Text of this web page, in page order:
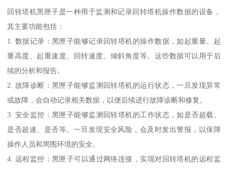
回转塔机黑匣子是一种用于监测和记录回转塔机操作数据的设备，
其主要功能包括：
1. 数据记录：黑匣子能够记录回转塔机的操作数据，如起重量、起
重高度、起重速度、回转速度、倾斜角度等。这些数据可以用于后
续的分析和报告。
2. 故障诊断：黑匣子能够监测回转塔机的运行状态，一旦发现异常
或故障，会自动记录相关数据，以便后续进行故障诊断和修复。
3. 安全监控：黑匣子能够监测回转塔机的工作状态，如是否超载、
是否超速、是否等。一旦发现安全风险，会及时发出警报，以保障
操作人员和周围环境的安全。
4. 远程监控：黑匣子可以通过网络连接，实现对回转塔机的远程监